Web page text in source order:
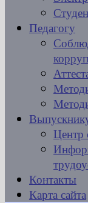
Педагогу
Центр
Контакты
Карта сайта